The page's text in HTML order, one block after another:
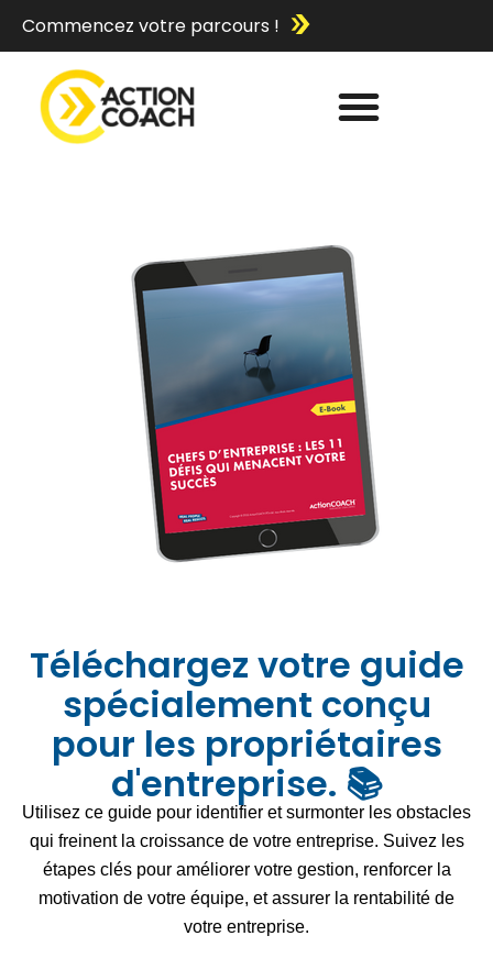
Commencez votre parcours !
Téléchargez votre guide
spécialement conçu
pour les propriétaires
d'entreprise. 📚
Utilisez ce guide pour identifier et surmonter les obstacles
qui freinent la croissance de votre entreprise. Suivez les
étapes clés pour améliorer votre gestion, renforcer la
motivation de votre équipe, et assurer la rentabilité de
votre entreprise.